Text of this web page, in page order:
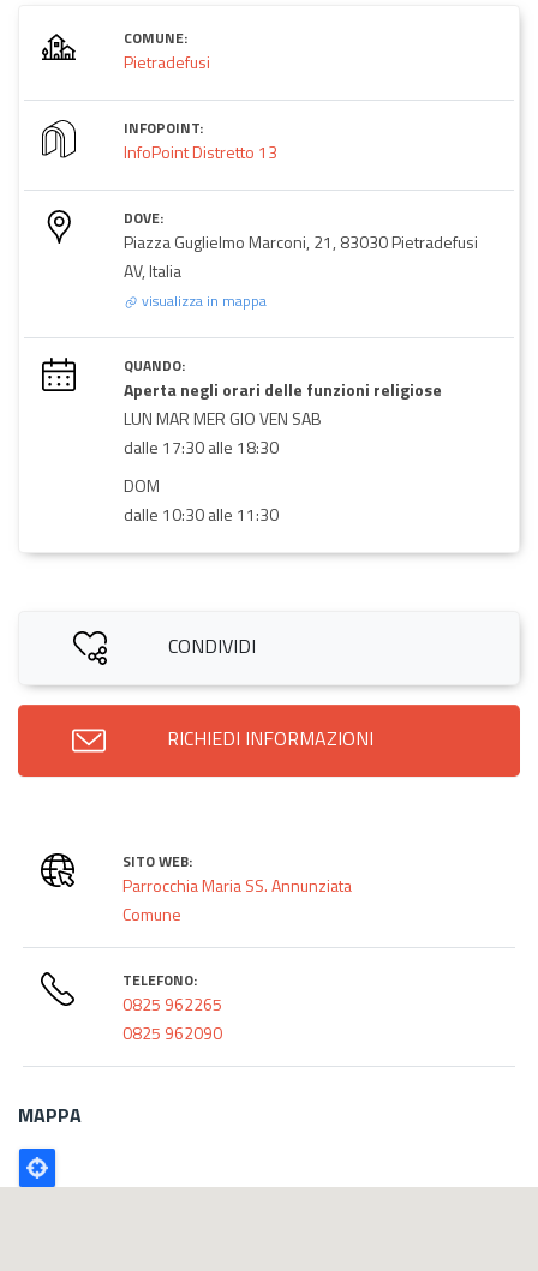
COMUNE:
Pietradefusi
INFOPOINT:
InfoPoint Distretto 13
DOVE:
Piazza Guglielmo Marconi, 21, 83030 Pietradefusi
AV, Italia
visualizza in mappa
QUANDO:
Aperta negli orari delle funzioni religiose
LUN MAR MER GIO VEN SAB
dalle 17:30 alle 18:30
DOM
dalle 10:30 alle 11:30
CONDIVIDI
RICHIEDI INFORMAZIONI
SITO WEB:
Parrocchia Maria SS. Annunziata
Comune
TELEFONO:
0825 962265
0825 962090
MAPPA
Poligono
GEO